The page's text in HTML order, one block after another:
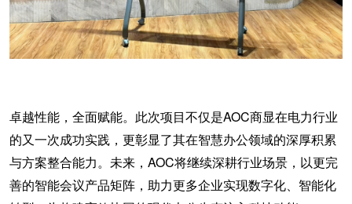
卓越性能，全面赋能。此次项目不仅是AOC商显在电力行业
的又一次成功实践，更彰显了其在智慧办公领域的深厚积累
与方案整合能力。未来，AOC将继续深耕行业场景，以更完
善的智能会议产品矩阵，助力更多企业实现数字化、智能化